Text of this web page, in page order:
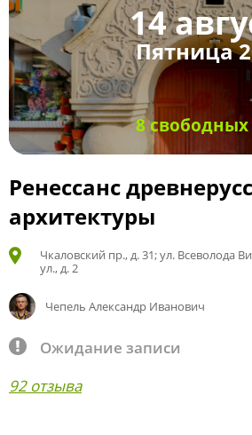
14
Пятница
8
Ренессанс
архитектуры
Чкаловский пр., д. 31; ул. Всеволода
ул., д. 2
Чепель Александр Иванович
Ожидание записи
92 отзыва